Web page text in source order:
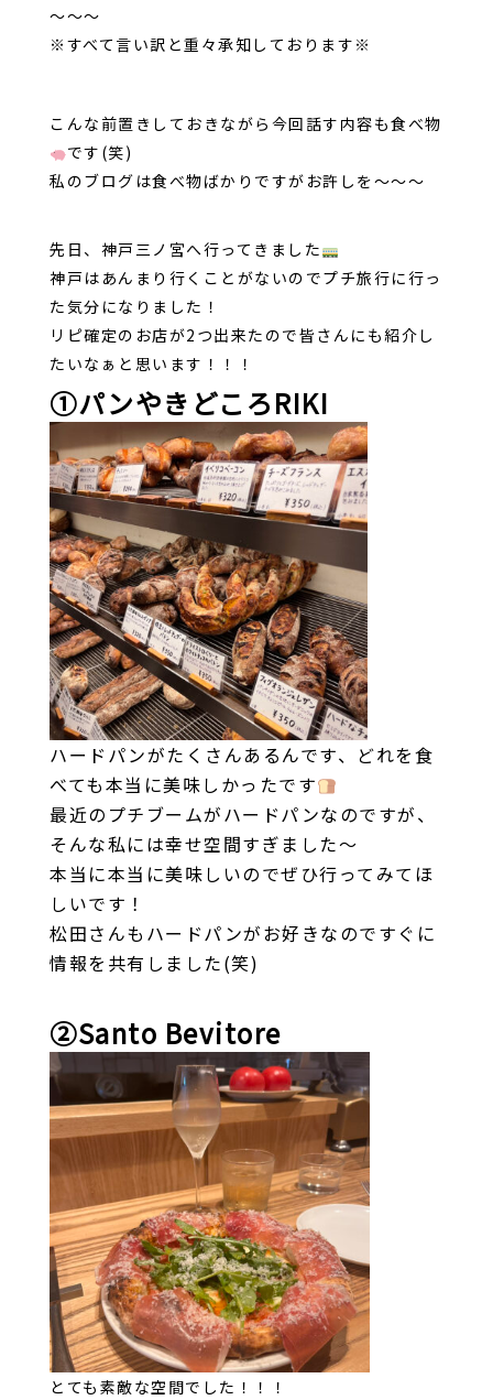
～～～
※すべて言い訳と重々承知しております※
こんな前置きしておきながら今回話す内容も食べ物
です(笑)
私のブログは食べ物ばかりですがお許しを～～～
先日、神戸三ノ宮へ行ってきました
神戸はあんまり行くことがないのでプチ旅行に行っ
た気分になりました！
リピ確定のお店が2つ出来たので皆さんにも紹介し
たいなぁと思います！！！
①パンやきどころRIKI
ハードパンがたくさんあるんです、どれを食
べても本当に美味しかったです
最近のプチブームがハードパンなのですが、
そんな私には幸せ空間すぎました～
本当に本当に美味しいのでぜひ行ってみてほ
しいです！
松田さんもハードパンがお好きなのですぐに
情報を共有しました(笑)
②Santo Bevitore
とても素敵な空間でした！！！